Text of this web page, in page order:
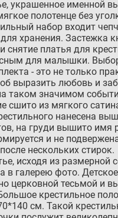
украшенное именной
полотенце без
набор входит
хранения. Застежка
снятие платья для
для малышки.
- это не только
выразить любовь и
таком значимом
сшито из мягкого
нанесена
на груди вышито имя
и не
нескольких стирок.
исходя из размерной
в галерею фото.
церковной тесьмой и
крестильное
см. Такой